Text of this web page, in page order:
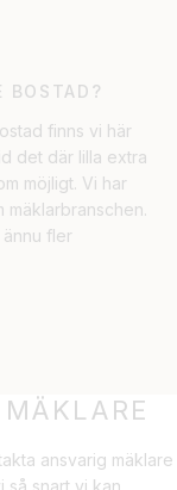
BOSTAD?
finns vi här
det där lilla extra
möjligt. Vi har
fler
ansvarig mäklare